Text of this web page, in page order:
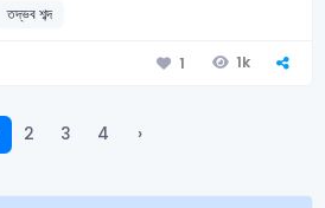
তদ্ভব শব্দ
1 1k
2 3 4 ›